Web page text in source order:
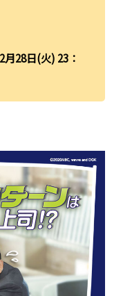
28日(火) 23：